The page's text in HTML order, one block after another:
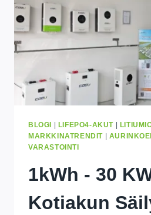
TÄYDELLINEN
OSTAJAN
OPAS
BLOGI | LIFEPO4-AKUT|
MARKKINATRENDIT|
VARASTOINTI
1kWh - 30
Kotiakun